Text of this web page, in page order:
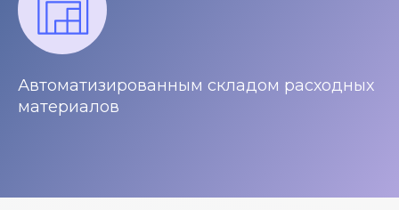
Автоматизированным складом расходных
материалов